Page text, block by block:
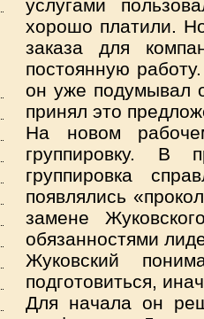
услугами
хорошо платили.
заказа для
постоянную
он уже подумывал
принял это
На новом
группировку. В
группировка
появлялись
замене
обязанностями
Жуковский
подготовиться,
Для начала он